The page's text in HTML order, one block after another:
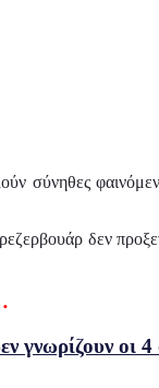
σύνηθες
δεν
γνωρίζουν